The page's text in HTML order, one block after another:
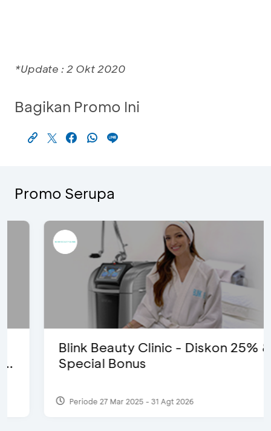
*Update : 2 Okt 2020
Bagikan Promo Ini
Promo Serupa
Blink Beauty Clinic - Diskon 25% &
Special Bonus
Periode 27 Mar 2025 - 31 Agt 2026